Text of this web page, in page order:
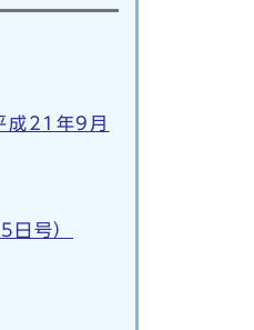
成21年9月
号）